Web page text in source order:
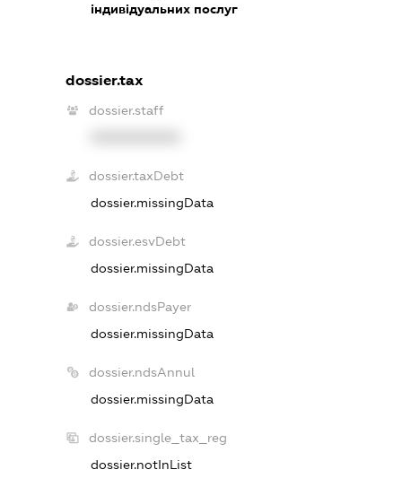
індивідуальних послуг
dossier.tax
dossier.staff
dossier.taxDebt
dossier.missingData
dossier.esvDebt
dossier.missingData
dossier.ndsPayer
dossier.missingData
dossier.ndsAnnul
dossier.missingData
dossier.single_tax_reg
dossier.notInList